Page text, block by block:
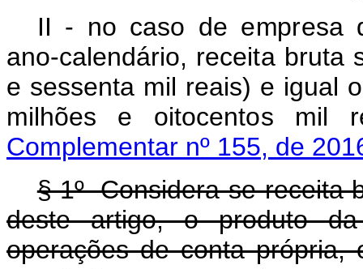
II - no caso de empresa
ano-calendário, receita bruta
e sessenta mil reais) e igual
milhões e oitocentos mil
Complementar nº 155, de
§ 1º Considera-se receita
deste artigo, o produto
operações de conta